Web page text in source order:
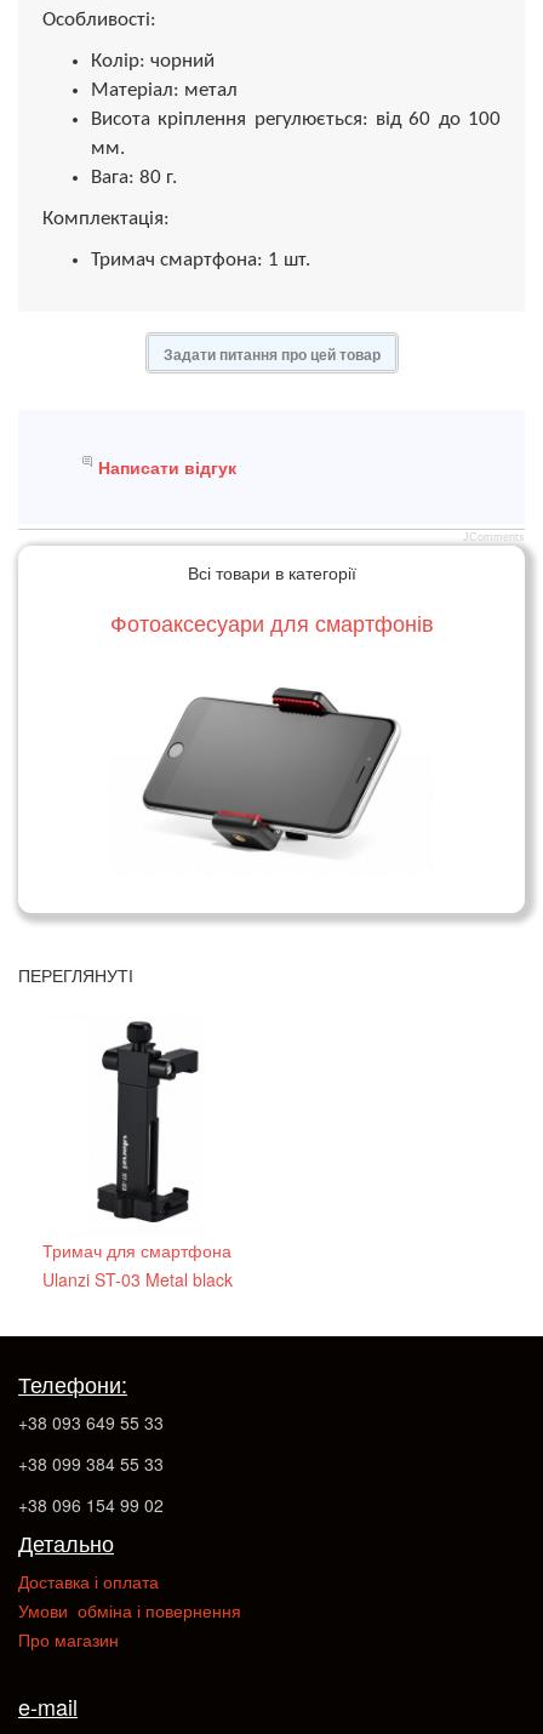
Особливості:
Колір: чорний
Матеріал: метал
Висота кріплення регулюється: від 60 до 100
мм.
Вага: 80 г.
Комплектація:
Тримач смартфона: 1 шт.
Задати питання про цей товар
Написати відгук
JComments
Всі товари в категорії
Фотоаксесуари для смартфонів
ПЕРЕГЛЯНУТІ
Тримач для смартфона
Ulanzi ST-03 Metal black
Телефони:
+38 093 649 55 33
+38 099 384 55 33
+38 096 154 99 02
Детально
Доставка і оплата
Умови обміна і повернення
Про магазин
e-mail